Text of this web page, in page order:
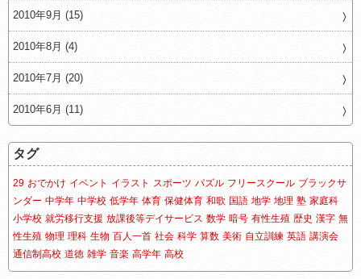
2010年9月 (15)
2010年8月 (4)
2010年7月 (20)
2010年6月 (11)
タグ
29 おでかけ イベント イラスト スポーツ パズル フリースクール ブラックサ
ンダー 中学年 中学校 低学年 体育 保健体育 和歌 国語 地学 地理 塾 家庭科
小学校 就労移行支援 放課後等デイサービス 数学 暗号 有性生殖 歴史 漢字 無
性生殖 物理 理科 生物 百人一首 社会 科学 算数 美術 自立訓練 英語 講演会
通信制高校 道徳 雑学 音楽 高学年 高校